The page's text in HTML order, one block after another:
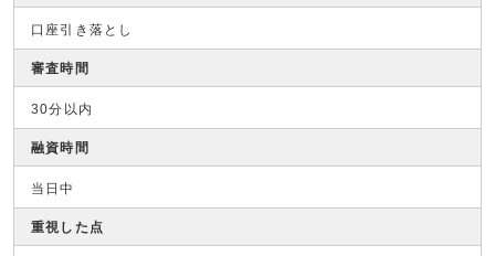
口座引き落とし
審査時間
30分以内
融資時間
当日中
重視した点